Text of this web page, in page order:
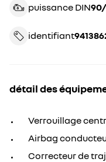
puissance DIN
identifiant
détail des
Verrouillage
Airbag
Correcteur de